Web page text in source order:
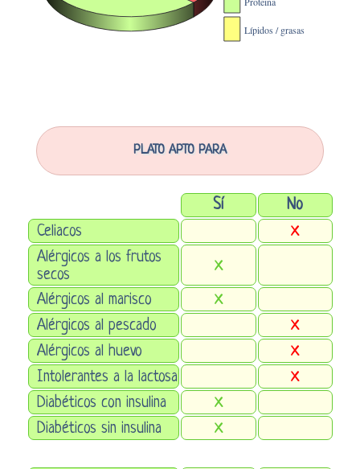
PLATO APTO PARA
Sí
No
Celiacos
X
Alérgicos a los frutos
secos
X
Alérgicos al marisco X
Alérgicos al pescado X
Alérgicos al huevo X
Intolerantes a la lactosa X
Diabéticos con insulina X
Diabéticos sin insulina X